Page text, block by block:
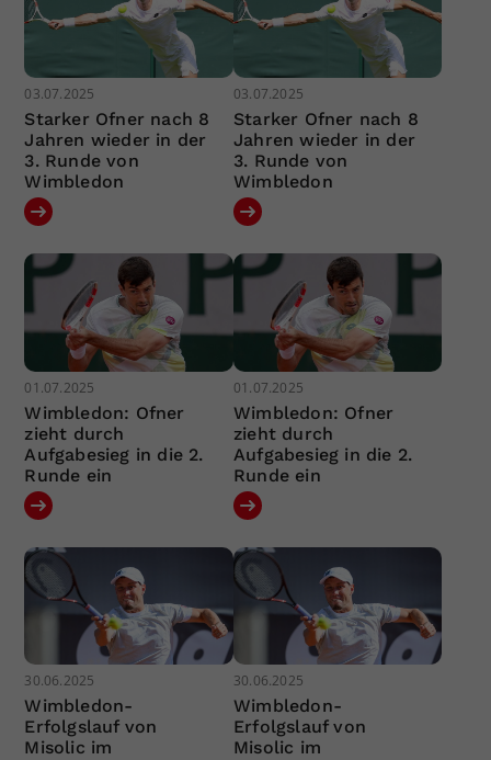
03.07.2025
Starker Ofner nach 8
Jahren wieder in der
3. Runde von
Wimbledon
03.07.2025
Starker Ofner nach 8
Jahren wieder in der
3. Runde von
Wimbledon
01.07.2025
Wimbledon: Ofner
zieht durch
Aufgabesieg in die 2.
Runde ein
01.07.2025
Wimbledon: Ofner
zieht durch
Aufgabesieg in die 2.
Runde ein
30.06.2025
Wimbledon-
Erfolgslauf von
Misolic im
30.06.2025
Wimbledon-
Erfolgslauf von
Misolic im